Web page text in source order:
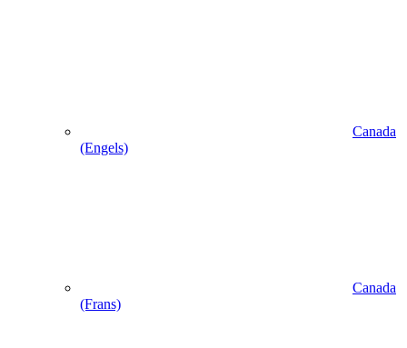
Canada
(Engels)
Canada
(Frans)